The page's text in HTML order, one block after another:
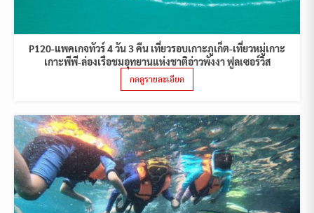
P120-แพคเกจทัวร์ 4 วัน 3 คืน เที่ยวรอบเกาะภูเก็ต-เที่ยวหมู่เกาะ
เกาะพีพี-ล่องเรือชมอุทยานแห่งชาติอ่าวพังงา ฟูลเซอร์วิส
กดดูรายละเอียด